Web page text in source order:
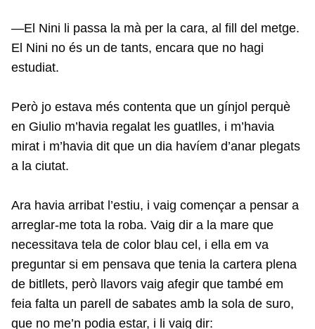
—El Nini li passa la mà per la cara, al fill del metge.
El Nini no és un de tants, encara que no hagi
estudiat.
Però jo estava més contenta que un gínjol perquè
en Giulio m’havia regalat les guatlles, i m’havia
mirat i m’havia dit que un dia havíem d’anar plegats
a la ciutat.
Ara havia arribat l’estiu, i vaig començar a pensar a
arreglar-me tota la roba. Vaig dir a la mare que
necessitava tela de color blau cel, i ella em va
preguntar si em pensava que tenia la cartera plena
de bitllets, però llavors vaig afegir que també em
feia falta un parell de sabates amb la sola de suro,
que no me’n podia estar, i li vaig dir: